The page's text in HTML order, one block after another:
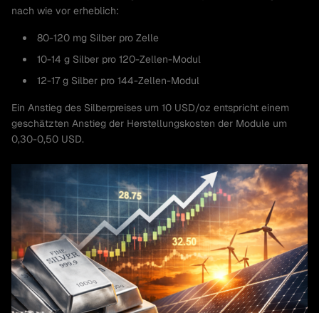
nach wie vor erheblich:
80-120 mg Silber pro Zelle
10-14 g Silber pro 120-Zellen-Modul
12-17 g Silber pro 144-Zellen-Modul
Ein Anstieg des Silberpreises um 10 USD/oz entspricht einem
geschätzten Anstieg der Herstellungskosten der Module um
0,30-0,50 USD.